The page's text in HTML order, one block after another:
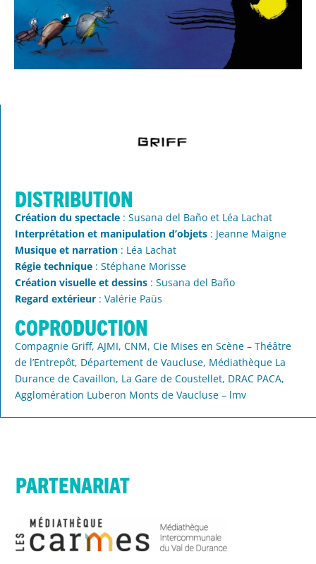
Distribution
Création du spectacle : Susana del Baño et Léa Lachat
Interprétation et manipulation d’objets : Jeanne Maigne
Musique et narration : Léa Lachat
Régie technique : Stéphane Morisse
Création visuelle et dessins : Susana del Baño
Regard extérieur : Valérie Paüs
COPRODUCTION
Compagnie Griff, AJMI, CNM, Cie Mises en Scène – Théâtre
de l’Entrepôt, Département de Vaucluse, Médiathèque La
Durance de Cavaillon, La Gare de Coustellet, DRAC PACA,
Agglomération Luberon Monts de Vaucluse – lmv
PARTENARIAT